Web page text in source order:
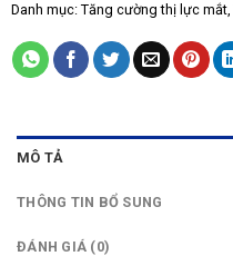
Danh mục: Tăng cường thị lực mắt,
MÔ TẢ
THÔNG TIN BỔ SUNG
ĐÁNH GIÁ (0)